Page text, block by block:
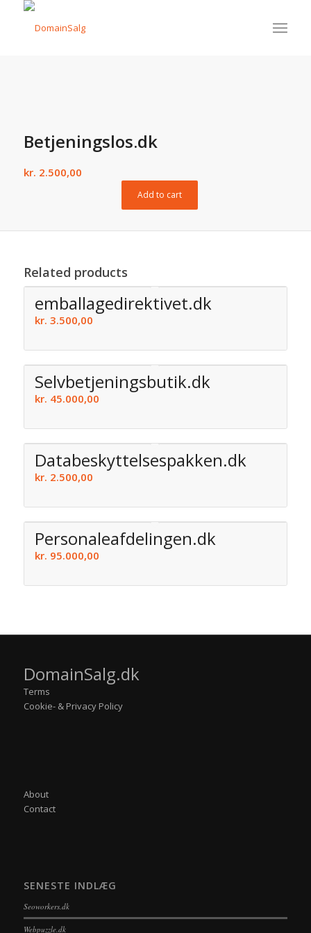
Betjeningslos.dk
kr. 2.500,00
Add to cart
Related products
emballagedirektivet.dk
kr. 3.500,00
Selvbetjeningsbutik.dk
kr. 45.000,00
Databeskyttelsespakken.dk
kr. 2.500,00
Personaleafdelingen.dk
kr. 95.000,00
DomainSalg.dk
Terms
Cookie- & Privacy Policy
About
Contact
SENESTE INDLÆG
Seoworkers.dk
Webpuzzle.dk